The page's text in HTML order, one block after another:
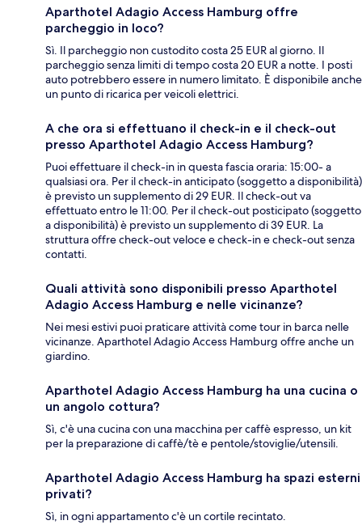
Aparthotel Adagio Access Hamburg offre
parcheggio in loco?
Sì. Il parcheggio non custodito costa 25 EUR al giorno. Il
parcheggio senza limiti di tempo costa 20 EUR a notte. I posti
auto potrebbero essere in numero limitato. È disponibile anche
un punto di ricarica per veicoli elettrici.
A che ora si effettuano il check-in e il check-out
presso Aparthotel Adagio Access Hamburg?
Puoi effettuare il check-in in questa fascia oraria: 15:00- a
qualsiasi ora. Per il check-in anticipato (soggetto a disponibilità)
è previsto un supplemento di 29 EUR. Il check-out va
effettuato entro le 11:00. Per il check-out posticipato (soggetto
a disponibilità) è previsto un supplemento di 39 EUR. La
struttura offre check-out veloce e check-in e check-out senza
contatti.
Quali attività sono disponibili presso Aparthotel
Adagio Access Hamburg e nelle vicinanze?
Nei mesi estivi puoi praticare attività come tour in barca nelle
vicinanze. Aparthotel Adagio Access Hamburg offre anche un
giardino.
Aparthotel Adagio Access Hamburg ha una cucina o
un angolo cottura?
Sì, c'è una cucina con una macchina per caffè espresso, un kit
per la preparazione di caffè/tè e pentole/stoviglie/utensili.
Aparthotel Adagio Access Hamburg ha spazi esterni
privati?
Sì, in ogni appartamento c'è un cortile recintato.